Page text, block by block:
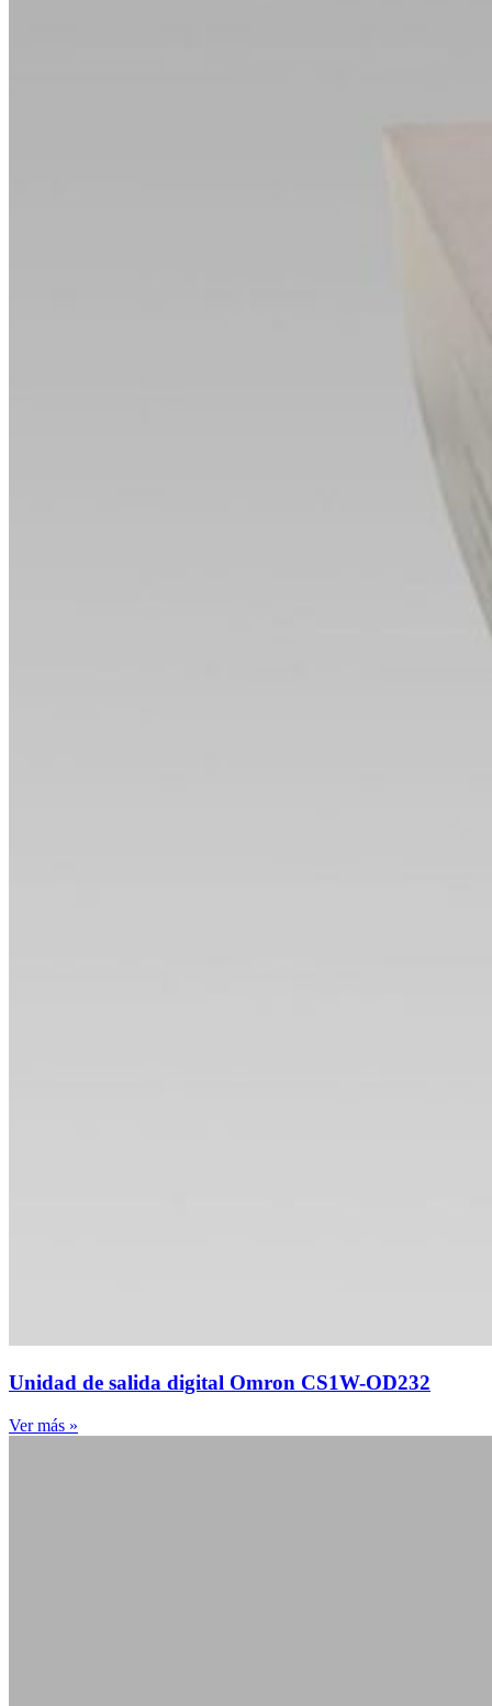
Unidad de salida digital Omron CS1W-OD232
Ver más »